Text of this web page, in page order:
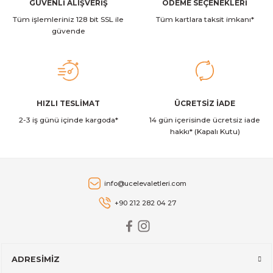
Bu ürüne benzer farklı alternatifler olmalı.
Stanley
Stanley The Quencher ProTour Flip Straw Tumbler Pipetli
2.349,00 TL
Stanley The AeroLight™ Transit Mug | 0.35L | Dew Drop
Stanley The AeroLight™ Transit Mug | 0.47L | Cranberry
GÜVENLİ ALIŞVERİŞ
Tüm işlemleriniz 128 bit SSL ile
güvende
ÖDEME SEÇENEKLERİ
Tüm kartlara taksit imkanı*
HIZLI TESLİMAT
2-3 iş günü içinde kargoda*
ÜCRETSİZ İADE
14 gün içerisinde ücretsiz iade
hakkı* (Kapalı Kutu)
info@ucelevaletleri.com
+90 212 282 04 27
ADRESİMİZ